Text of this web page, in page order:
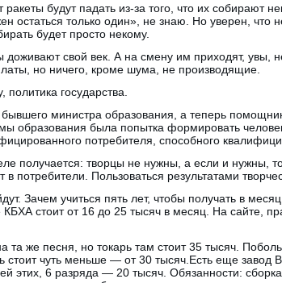
ракеты будут падать из-за того, что их собирают
остаться только один», не знаю. Но уверен, что
будет просто некому.
доживают свой век. А на смену им приходят,
но ничего, кроме шума, не производящие.
политика государства.
министра образования, а теперь
образования была попытка формировать
потребителя, способного
получается: творцы не нужны, а если и нужны,
потребители. Пользоваться результатами
Зачем учиться пять лет, чтобы получать в
стоит от 16 до 25 тысяч в месяц. На сайте,
та же песня, но токарь там стоит 35 тысяч.
стоит чуть меньше — от 30 тысяч.Есть еще
этих, 6 разряда — 20 тысяч. Обязанности: